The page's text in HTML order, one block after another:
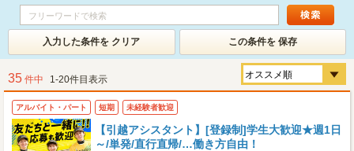
入力した条件を クリア この条件を 保存
35 件中 1-20件目表示
アルバイト・パート 短期 未経験者歓迎
【引越アシスタント】[登録制]学生大歓迎★週1日
～/単発/直行直帰/…働き方自由！